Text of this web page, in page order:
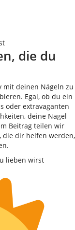
die du
mit deinen Nägeln zu
Egal, ob du ein
oder extravaganten
deine Nägel
Beitrag teilen wir
die dir helfen werden,